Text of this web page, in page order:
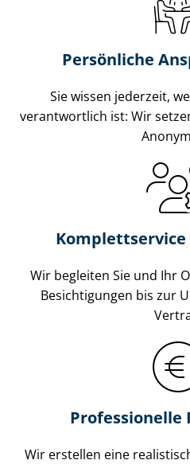
Persönliche
Sie wissen jederzeit,
verantwortlich ist: Wir
Wir begleiten Sie und Ihr
Besichtigungen bis zur
Professionelle
Wir erstellen eine